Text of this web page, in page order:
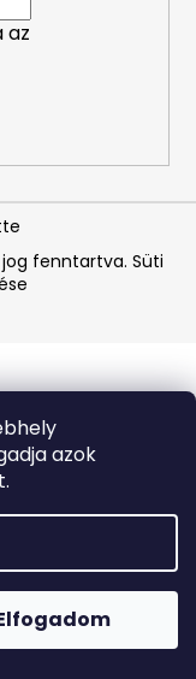
azok
érzékeny
állapotban
az
jog fenntartva. Süti